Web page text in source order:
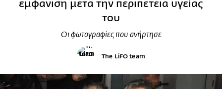
εμφάνιση μετά την περιπέτεια υγείας
του
Οι φωτογραφίες που ανήρτησε
The LiFO team